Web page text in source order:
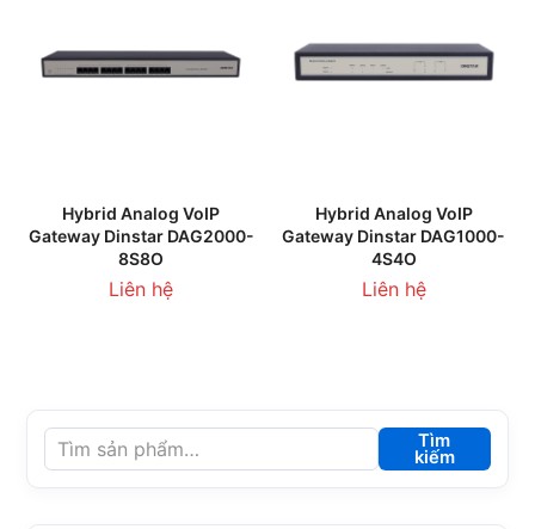
Hybrid Analog VoIP
Gateway Dinstar DAG2000-
8S8O
Liên hệ
Hybrid Analog VoIP
Gateway Dinstar DAG1000-
4S4O
Liên hệ
Tìm
kiếm